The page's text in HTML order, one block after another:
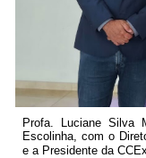
Profa. Luciane Silva
Escolinha, com o
e a Presidente da